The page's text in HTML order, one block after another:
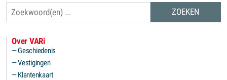
Over VARi
Geschiedenis
Vestigingen
Klantenkaart